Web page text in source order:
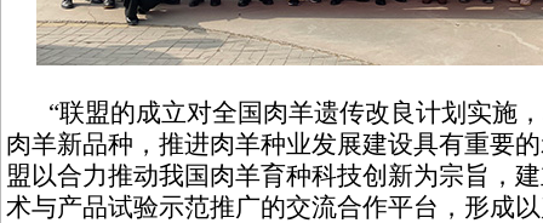
“联盟的成立对全国肉羊遗传改良计划实施
肉羊新品种，推进肉羊种业发展建设具有重要
盟以合力推动我国肉羊育种科技创新为宗旨，
术与产品试验示范推广的交流合作平台，形成